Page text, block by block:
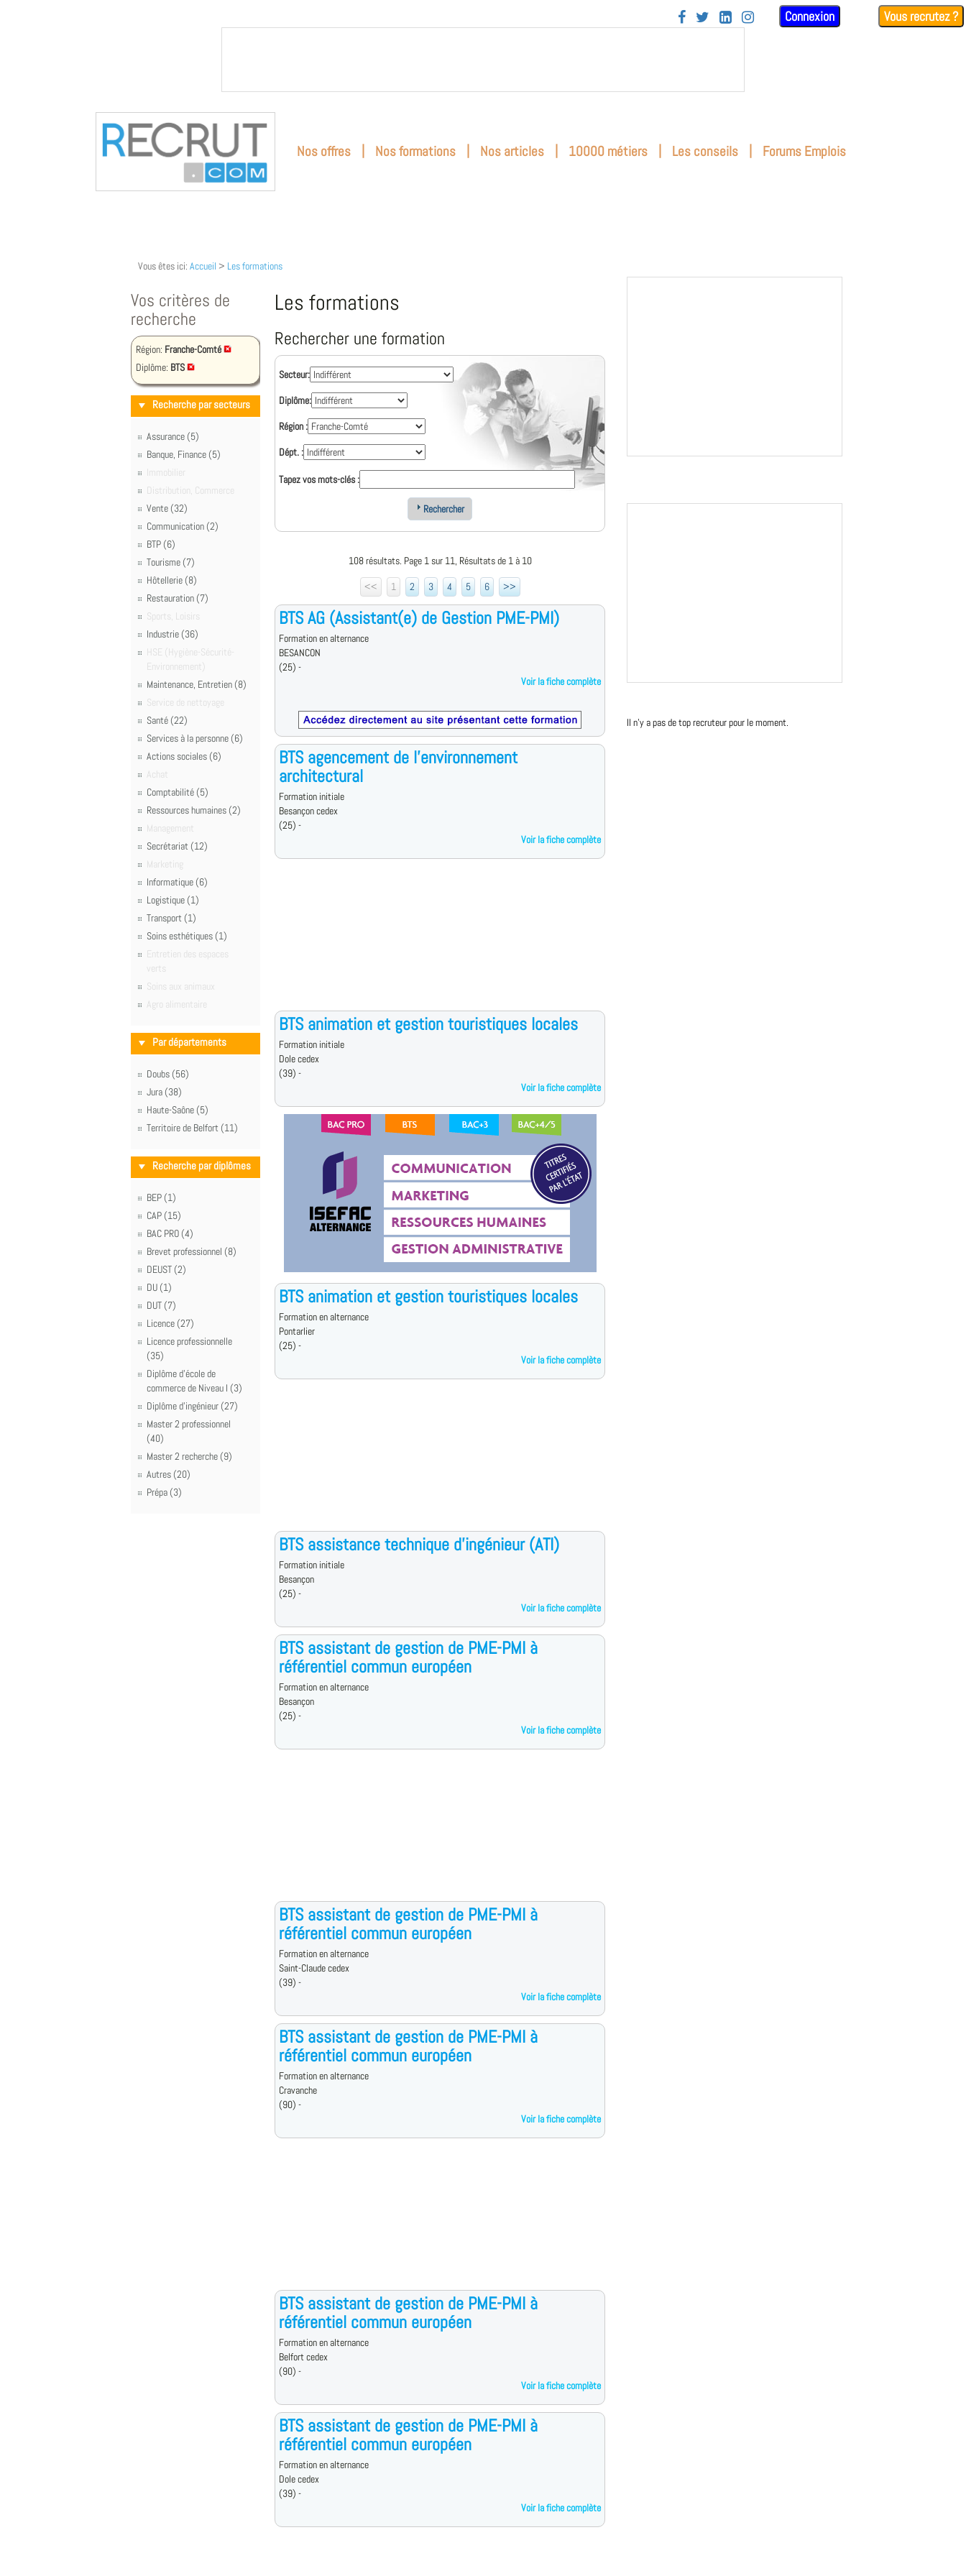
    Connexion Vous recrutez ?
Nos offres | Nos formations | Nos articles | 10000 métiers | Les conseils | Forums Emplois
Vous êtes ici: Accueil > Les formations
Vos critères de
recherche
Région: Franche-Comté
Diplôme: BTS
Recherche par secteurs
Assurance (5)
Banque, Finance (5)
Immobilier
Distribution, Commerce
Vente (32)
Communication (2)
BTP (6)
Tourisme (7)
Hôtellerie (8)
Restauration (7)
Sports, Loisirs
Industrie (36)
HSE (Hygiène-Sécurité-
Environnement)
Maintenance, Entretien (8)
Service de nettoyage
Santé (22)
Services à la personne (6)
Actions sociales (6)
Achat
Comptabilité (5)
Ressources humaines (2)
Management
Secrétariat (12)
Marketing
Informatique (6)
Logistique (1)
Transport (1)
Soins esthétiques (1)
Entretien des espaces
verts
Soins aux animaux
Agro alimentaire
Par départements
Doubs (56)
Jura (38)
Haute-Saône (5)
Territoire de Belfort (11)
Recherche par diplômes
BEP (1)
CAP (15)
BAC PRO (4)
Brevet professionnel (8)
DEUST (2)
DU (1)
DUT (7)
Licence (27)
Licence professionnelle
(35)
Diplôme d'école de
commerce de Niveau I (3)
Diplôme d'ingénieur (27)
Master 2 professionnel
(40)
Master 2 recherche (9)
Autres (20)
Prépa (3)
Les formations
Rechercher une formation
Secteur:
Diplôme:
Région :
Dépt. :
Tapez vos mots-clés :
Rechercher
108 résultats. Page 1 sur 11, Résultats de 1 à 10
<<
1 2 3 4 5 6 >>
BTS AG (Assistant(e) de Gestion PME-PMI)
Formation en alternance
BESANCON
(25) -
Voir la fiche complète
BTS agencement de l'environnement
architectural
Formation initiale
Besançon cedex
(25) -
Voir la fiche complète
BTS animation et gestion touristiques locales
Formation initiale
Dole cedex
(39) -
Voir la fiche complète
BTS animation et gestion touristiques locales
Formation en alternance
Pontarlier
(25) -
Voir la fiche complète
BTS assistance technique d'ingénieur (ATI)
Formation initiale
Besançon
(25) -
Voir la fiche complète
BTS assistant de gestion de PME-PMI à
référentiel commun européen
Formation en alternance
Besançon
(25) -
Voir la fiche complète
BTS assistant de gestion de PME-PMI à
référentiel commun européen
Formation en alternance
Saint-Claude cedex
(39) -
Voir la fiche complète
BTS assistant de gestion de PME-PMI à
référentiel commun européen
Formation en alternance
Cravanche
(90) -
Voir la fiche complète
BTS assistant de gestion de PME-PMI à
référentiel commun européen
Formation en alternance
Belfort cedex
(90) -
Voir la fiche complète
BTS assistant de gestion de PME-PMI à
référentiel commun européen
Formation en alternance
Dole cedex
(39) -
Voir la fiche complète
Il n'y a pas de top recruteur pour le moment.